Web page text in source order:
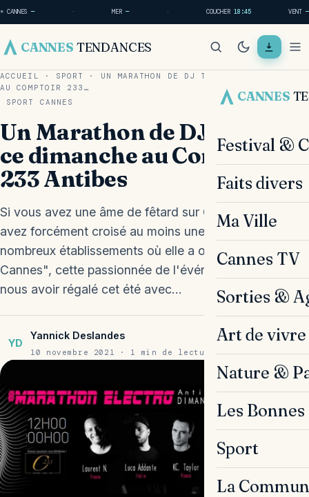
☀ CANNES — · MER— · COUCHER18:45 VENT —
CANNES TENDANCES
CANNES
Festival &
Faits divers
Ma Ville
Cannes TV
Sorties &
Art de vivre
Nature &
Les
Sport
La
ACCUEIL · SPORT · UN MARATHON DE DJ TECHNO CE DIMANCHE
AU COMPTOIR 233…
SPORT
CANNES
Un Marathon de DJ Techno
ce dimanche au Comptoir
233 Antibes
Si vous avez une âme de fêtard sur Cannes, vous
avez forcément croisé au moins une fois dans l'un des
nombreux établissements où elle a œuvré, "Virginie
Cannes", cette passionnée de l'événementiel ! Après
nous avoir régalé cet été avec…
YD
Yannick Deslandes
10 novembre 2021 · 1 min de lecture